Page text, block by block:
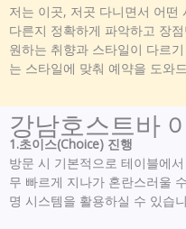
저는 이곳, 저곳 다니면서 어떤
다른지 정확하게 파악하고 장
원하는 취향과 스타일이 다르
는 스타일에 맞춰 예약을 도와
강남호스트바
1.초이스(Choice) 진행
방문 시 기본적으로 테이블에
무 빠르게 지나가 혼란스러울
명 시스템을 활용하실 수 있습